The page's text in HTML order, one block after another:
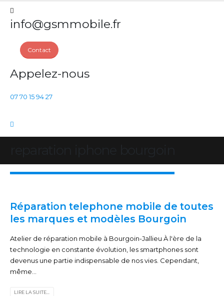
info@gsmmobile.fr
Contact
Appelez-nous
07 70 15 94 27
Réparation telephone mobile de toutes
les marques et modèles Bourgoin
Atelier de réparation mobile à Bourgoin-Jallieu À l'ère de la
technologie en constante évolution, les smartphones sont
devenus une partie indispensable de nos vies. Cependant,
même...
LIRE LA SUITE...